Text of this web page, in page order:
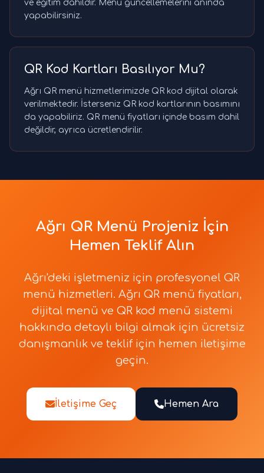
ve eğitim dahildir. Menü güncellemelerini anında
yapabilirsiniz.
QR Kod Kartları Basılıyor Mu?
Ağrı QR menü hizmetlerimizde QR kod dijital olarak
verilmektedir. İsterseniz QR kod kartlarının basımını
da yapabiliriz. QR menü fiyatları içinde basım dahil
değildir, ayrıca ücretlendirilir.
Ağrı QR Menü Projeniz İçin
Hemen Teklif Alın
Ağrı'deki işletmeniz için profesyonel QR
menü hizmetleri. Ağrı QR menü fiyatları,
dijital menü ve QR kod menü sistemi
hakkında detaylı bilgi almak için ücretsiz
danışmanlık ve teklif için hemen iletişime
geçin.
İletişime Geç Hemen Ara